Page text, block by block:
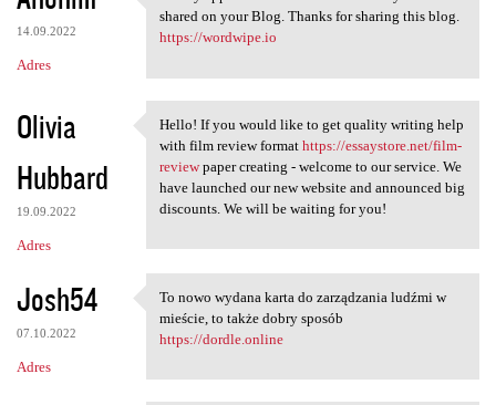
14.09.2022
Adres
I really appreciate the
shared on your Blog. Thanks for sharing this blog.
https://wordwipe.io
Olivia
Hubbard
19.09.2022
Adres
Hello! If you would like to
Hello! If you would like to get quality writing help
with film review format https://essaystore.net/film-
reviewpaper creating - welcome to our service. We
have launched our new website and announced big
discounts. We will be waiting for you!
Josh54
07.10.2022
Adres
To nowo wydana karta do
To nowo wydana karta do zarządzania ludźmi w
mieście, to także dobry sposób
https://dordle.online